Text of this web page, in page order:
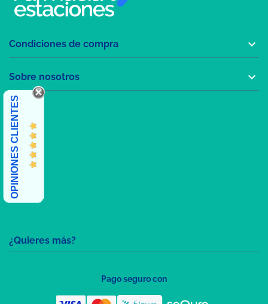
¿Quieres más?
Condiciones de compra 
Sobre nosotros 
OPINIONES CLIENTES
Pago seguro con